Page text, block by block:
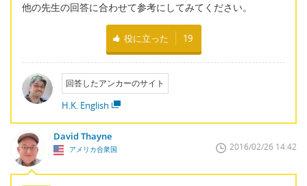
他の先生の回答に合わせて参考にしてみてください。
役に立った 19
回答したアンカーのサイト
H.K. English
David Thayne
アメリカ合衆国 2016/02/26 14:42